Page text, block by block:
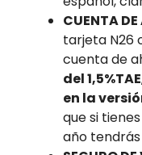
CUENTA
tarjeta N26
cuenta de
del 1,5%TAE
en la
que si
año tendrás